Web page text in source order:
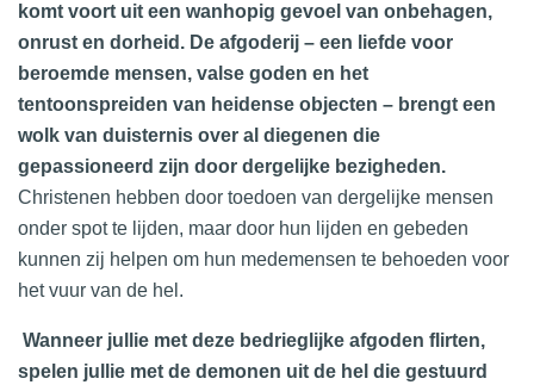
komt voort uit een wanhopig gevoel van onbehagen,
onrust en dorheid. De afgoderij – een liefde voor
beroemde mensen, valse goden en het
tentoonspreiden van heidense objecten – brengt een
wolk van duisternis over al diegenen die
gepassioneerd zijn door dergelijke bezigheden.
Christenen hebben door toedoen van dergelijke mensen
onder spot te lijden, maar door hun lijden en gebeden
kunnen zij helpen om hun medemensen te behoeden voor
het vuur van de hel.
Wanneer jullie met deze bedrieglijke afgoden flirten,
spelen jullie met de demonen uit de hel die gestuurd